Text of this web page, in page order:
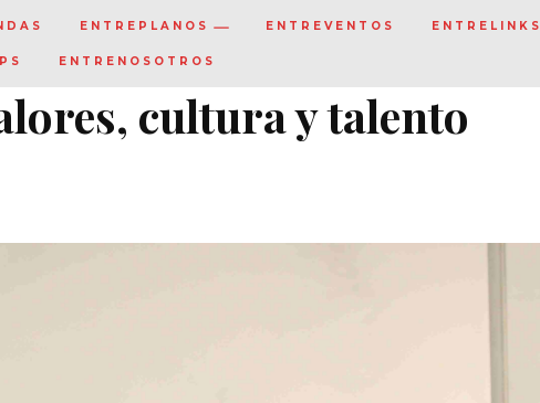
ENTREPLANOS ENTREVENTOS ENTRELINKS
ENTRENOSOTROS
cultura y talento